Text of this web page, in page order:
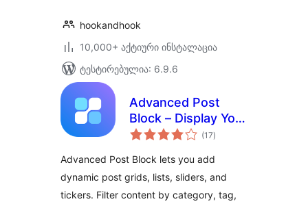
hookandhook
10,000+ აქტიური ინსტალაცია
ტესტირებულია: 6.9.6
Advanced Post
Block – Display Your
Posts Exactly How
(17საერთო
რეიტინგი
)
Advanced Post Block lets you add
dynamic post grids, lists, sliders, and
tickers. Filter content by category, tag,